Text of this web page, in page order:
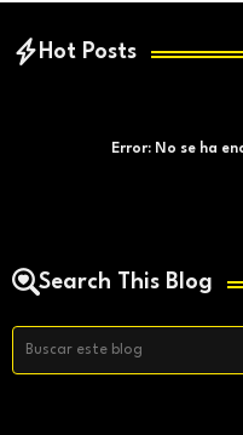
Hot Posts
Error:No se ha
Search This Blog